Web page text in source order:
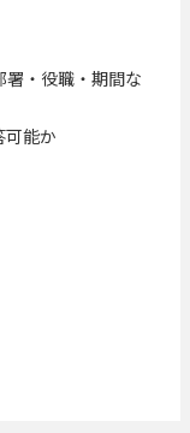
署・役職・期間な
可能か